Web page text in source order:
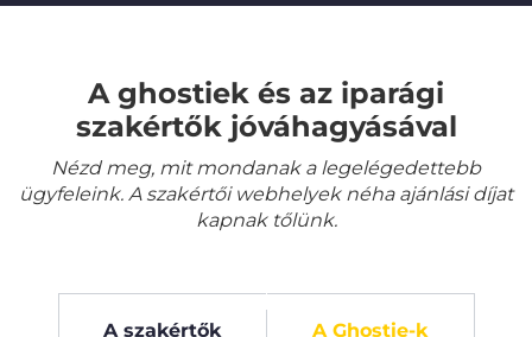
A ghostiek és az iparági
szakértők jóváhagyásával
Nézd meg, mit mondanak a legelégedettebb
ügyfeleink. A szakértői webhelyek néha ajánlási díjat
kapnak tőlünk.
A szakértők A Ghostie-k